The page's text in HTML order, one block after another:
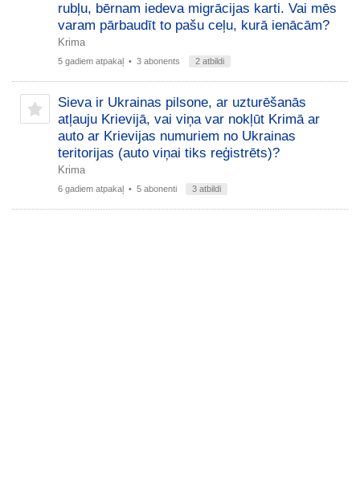
rubļu, bērnam iedeva migrācijas karti. Vai mēs
varam pārbaudīt to pašu ceļu, kurā ienācām?
Krima
5 gadiem atpakaļ • 3 abonents 2 atbildi
Sieva ir Ukrainas pilsone, ar uzturēšanās
atļauju Krievijā, vai viņa var nokļūt Krimā ar
auto ar Krievijas numuriem no Ukrainas
teritorijas (auto viņai tiks reģistrēts)?
Krima
6 gadiem atpakaļ • 5 abonenti 3 atbildi